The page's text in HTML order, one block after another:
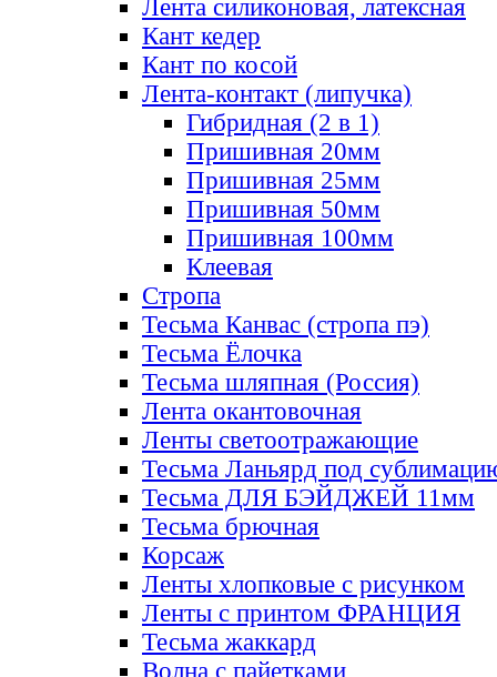
Лента силиконовая, латексная
Кант кедер
Кант по косой
Лента-контакт (липучка)
Гибридная (2 в 1)
Пришивная 20мм
Пришивная 25мм
Пришивная 50мм
Пришивная 100мм
Клеевая
Стропа
Тесьма Канвас (стропа пэ)
Тесьма Ёлочка
Тесьма шляпная (Россия)
Лента окантовочная
Ленты светоотражающие
Тесьма Ланьярд под
Тесьма ДЛЯ БЭЙДЖЕЙ 11мм
Тесьма брючная
Корсаж
Ленты хлопковые с рисунком
Ленты с принтом ФРАНЦИЯ
Тесьма жаккард
Волна с пайетками